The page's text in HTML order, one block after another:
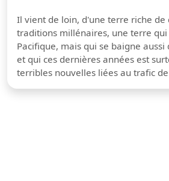
Il vient de loin, d'une terre riche de
traditions millénaires, une terre
Pacifique, mais qui se baigne aussi
et qui ces dernières années est
terribles nouvelles liées au trafic